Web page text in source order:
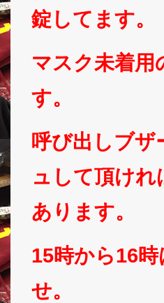
錠してます。
マスク未着用
す。
呼び出しブザ
ュして頂けれ
あります。
15時から16
せ。